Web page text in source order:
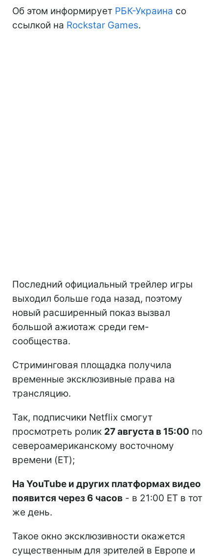
Об этом информирует РБК-Украина со
ссылкой на Rockstar Games.
Последний официальный трейлер игры
выходил больше года назад, поэтому
новый расширенный показ вызвал
большой ажиотаж среди гем-
сообщества.
Стриминговая площадка получила
временные эксклюзивные права на
трансляцию.
Так, подписчики Netflix смогут
просмотреть ролик 27 августа в 15:00 по
североамериканскому восточному
времени (ET);
На YouTube и других платформах видео
появится через 6 часов - в 21:00 ET в тот
же день.
Такое окно эксклюзивности окажется
существенным для зрителей в Европе и